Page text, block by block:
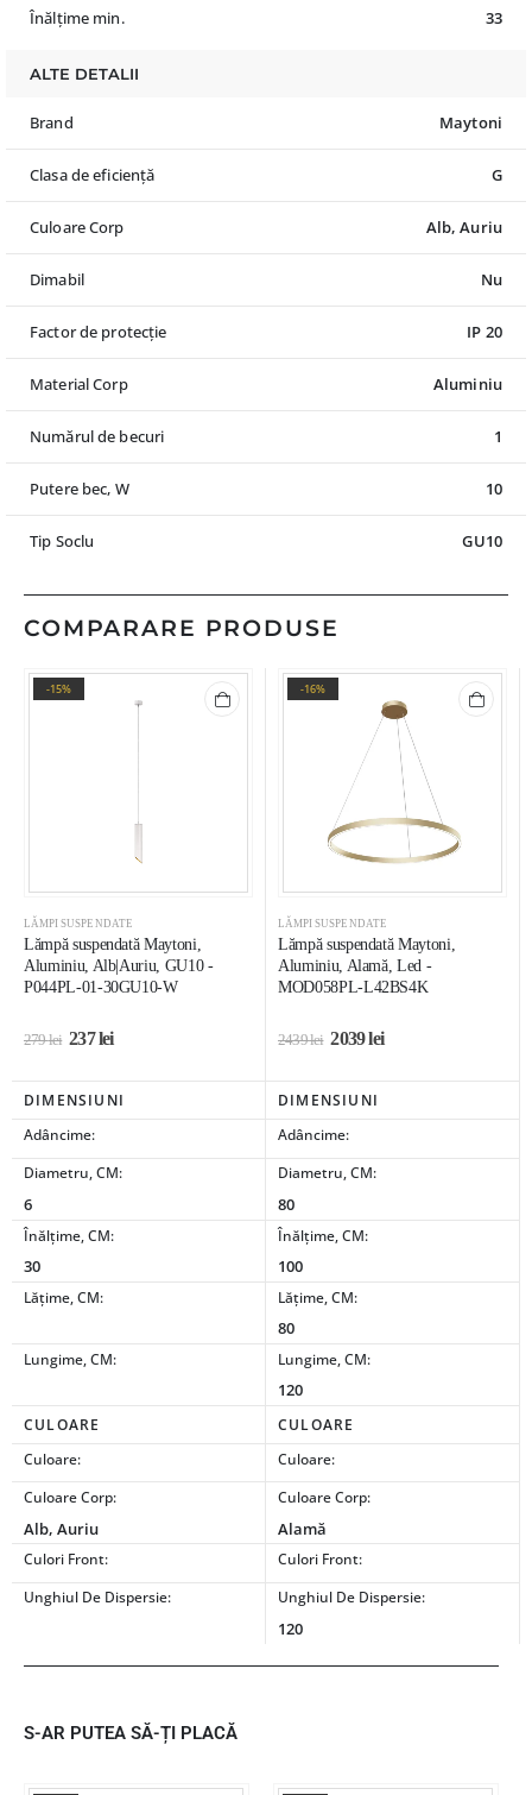
Înălțime min. 33
ALTE DETALII
Brand Maytoni
Clasa de eficiență G
Culoare Corp Alb, Auriu
Dimabil Nu
Factor de protecție IP 20
Material Corp Aluminiu
Numărul de becuri 1
Putere bec, W 10
Tip Soclu GU10
COMPARARE PRODUSE
-15%
LĂMPI SUSPENDATE
Lămpă suspendată Maytoni,
Aluminiu, Alb|Auriu, GU10 -
P044PL-01-30GU10-W
279lei 237lei
-16%
LĂMPI SUSPENDATE
Lămpă suspendată Maytoni,
Aluminiu, Alamă, Led -
MOD058PL-L42BS4K
2439lei 2039lei
DIMENSIUNI
DIMENSIUNI
Adâncime:
Adâncime:
Diametru, CM:
6
Diametru, CM:
80
Înălțime, CM:
30
Înălțime, CM:
100
Lățime, CM: Lățime, CM:
80
Lungime, CM: Lungime, CM:
120
CULOARE
CULOARE
Culoare:
Culoare:
Culoare Corp:
Alb, Auriu
Culoare Corp:
Alamă
Culori Front:
Culori Front:
Unghiul De Dispersie:
Unghiul De Dispersie:
120
S-AR PUTEA SĂ-ȚI PLACĂ